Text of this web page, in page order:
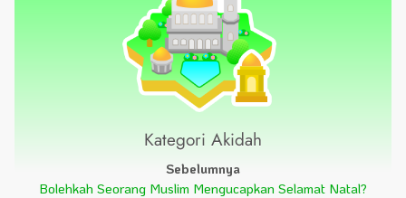
Kategori Akidah
Sebelumnya
Bolehkah Seorang Muslim Mengucapkan Selamat Natal?